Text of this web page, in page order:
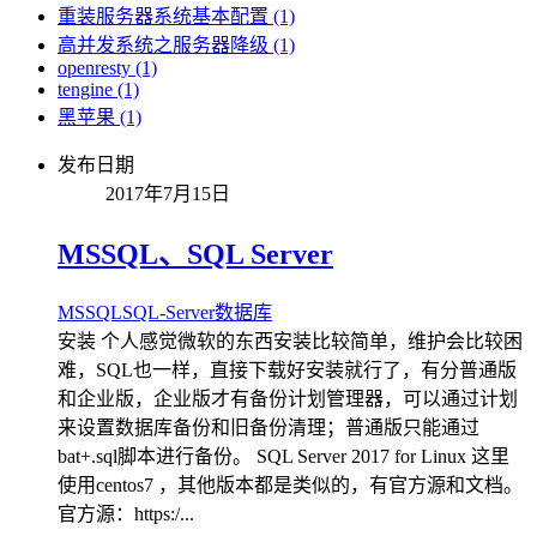
重装服务器系统基本配置 (1)
高并发系统之服务器降级 (1)
openresty (1)
tengine (1)
黑苹果 (1)
发布日期
2017年7月15日
MSSQL、SQL Server
MSSQLSQL-Server数据库
安装 个人感觉微软的东西安装比较简单，维护会比较困
难，SQL也一样，直接下载好安装就行了，有分普通版
和企业版，企业版才有备份计划管理器，可以通过计划
来设置数据库备份和旧备份清理；普通版只能通过
bat+.sql脚本进行备份。 SQL Server 2017 for Linux 这里
使用centos7 ，其他版本都是类似的，有官方源和文档。
官方源：https:/...